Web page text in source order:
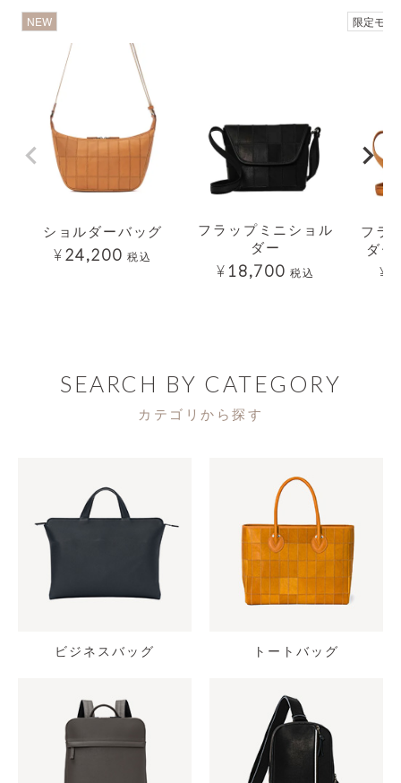
NEW
ショルダーバッグ
¥24,200 税込
フラップミニショル
ダー
¥ 18,700 税込
限定モデ
フラ
ダ
¥
SEARCH BY CATEGORY
カテゴリから探す
ビジネスバッグ トートバッグ